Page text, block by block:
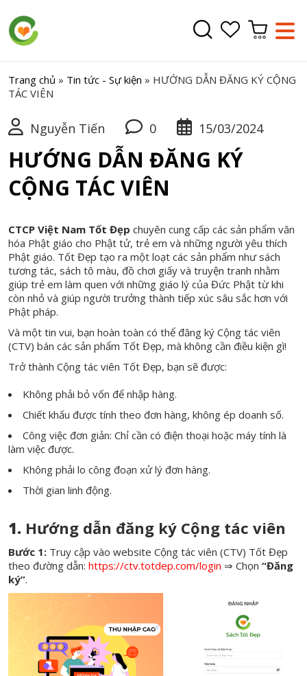
Trang chủ » Tin tức - Sự kiện » HƯỚNG DẪN ĐĂNG KÝ CỘNG
TÁC VIÊN
Nguyễn Tiến 0 15/03/2024
HƯỚNG DẪN ĐĂNG KÝ
CỘNG TÁC VIÊN
CTCP Việt Nam Tốt Đẹp chuyên cung cấp các sản phẩm văn
hóa Phật giáo cho Phật tử, trẻ em và những người yêu thích
Phật giáo. Tốt Đẹp tạo ra một loạt các sản phẩm như sách
tương tác, sách tô màu, đồ chơi giấy và truyện tranh nhằm
giúp trẻ em làm quen với những giáo lý của Đức Phật từ khi
còn nhỏ và giúp người trưởng thành tiếp xúc sâu sắc hơn với
Phật pháp.
Và một tin vui, bạn hoàn toàn có thể đăng ký Cộng tác viên
(CTV) bán các sản phẩm Tốt Đẹp, mà không cần điều kiện gì!
Trở thành Cộng tác viên Tốt Đẹp, bạn sẽ được:
Không phải bỏ vốn để nhập hàng.
Chiết khấu được tính theo đơn hàng, không ép doanh số.
Công việc đơn giản: Chỉ cần có điện thoại hoặc máy tính là
làm việc được.
Không phải lo công đoạn xử lý đơn hàng.
Thời gian linh động.
1. Hướng dẫn đăng ký Cộng tác viên
Bước 1: Truy cập vào website Cộng tác viên (CTV) Tốt Đẹp
theo đường dẫn: https://ctv.totdep.com/login ⇒ Chọn “Đăng
ký”.